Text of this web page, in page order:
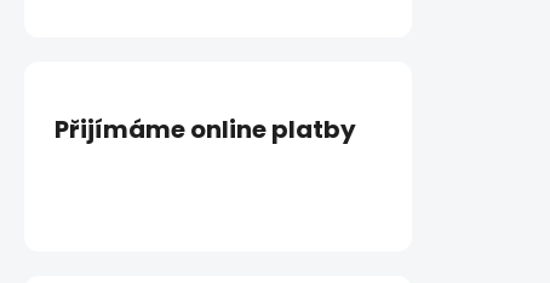
Přijímáme online platby